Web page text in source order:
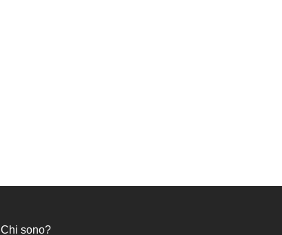
Chi sono?